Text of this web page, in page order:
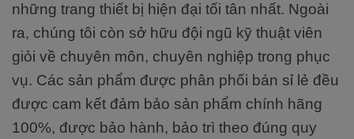
những trang thiết bị hiện đại tối tân nhất. Ngoài
ra, chúng tôi còn sở hữu đội ngũ kỹ thuật viên
giỏi về chuyên môn, chuyên nghiệp trong phục
vụ. Các sản phẩm được phân phối bán sỉ lẻ đều
được cam kết đảm bảo sản phẩm chính hãng
100%, được bảo hành, bảo trì theo đúng quy